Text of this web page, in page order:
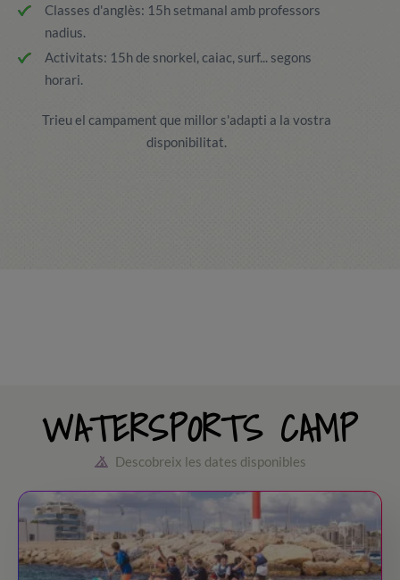
Classes d'anglès: 15h setmanal amb professors
nadius.
Activitats: 15h de snorkel, caiac, surf... segons
horari.
Trieu el campament que millor s'adapti a la vostra
disponibilitat.
WATERSPORTS CAMP
Descobreix les dates disponibles